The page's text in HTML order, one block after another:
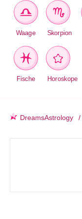
Waage Skorpion
Fische Horoskope
DreamsAstrology